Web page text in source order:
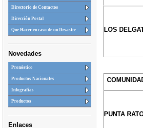
Directorio de Contactos
Dirección Postal
Que Hacer en caso de un Desastre
Novedades
Pronóstico
Productos Nacionales
Infografias
Productos
Enlaces
LOS
PUNTA